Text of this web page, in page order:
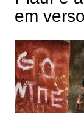
em